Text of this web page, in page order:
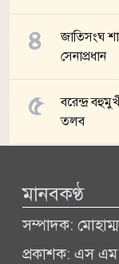
জাতিসংঘ
সেনাপ্রধান
বরেন্দ্র
তলব
মানবকণ্ঠ
সম্পাদক:
প্রকাশক: এস